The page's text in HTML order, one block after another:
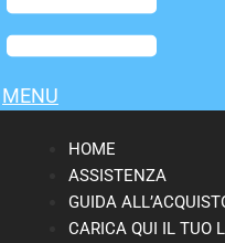
MENU
HOME
ASSISTENZA
GUIDA
CARICA QUI IL TUO